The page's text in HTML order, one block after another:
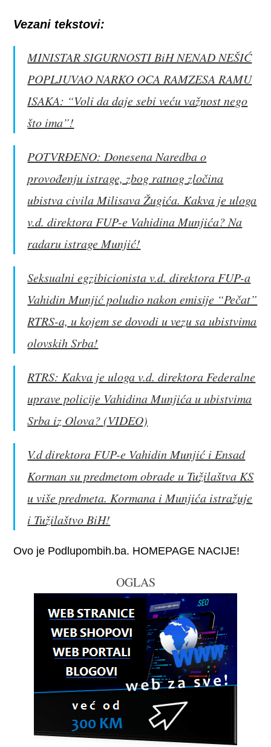
Vezani tekstovi:
MINISTAR SIGURNOSTI BiH NENAD NEŠIĆ
POPLJUVAO NARKO OCA RAMZESA RAMU
ISAKA: “Voli da daje sebi veću važnost nego
što ima”!
POTVRĐENO: Donesena Naredba o
provođenju istrage, zbog ratnog zločina
ubistva civila Milisava Žugića. Kakva je uloga
v.d. direktora FUP-e Vahidina Munjića? Na
radaru istrage Munjić!
Seksualni egzibicionista v.d. direktora FUP-a
Vahidin Munjić poludio nakon emisije “Pečat”
RTRS-a, u kojem se dovodi u vezu sa ubistvima
olovskih Srba!
RTRS: Kakva je uloga v.d. direktora Federalne
uprave policije Vahidina Munjića u ubistvima
Srba iz Olova? (VIDEO)
V.d direktora FUP-e Vahidin Munjić i Ensad
Korman su predmetom obrade u Tužilaštva KS
u više predmeta. Kormana i Munjića istražuje
i Tužilaštvo BiH!
Ovo je Podlupombih.ba. HOMEPAGE NACIJE!
OGLAS